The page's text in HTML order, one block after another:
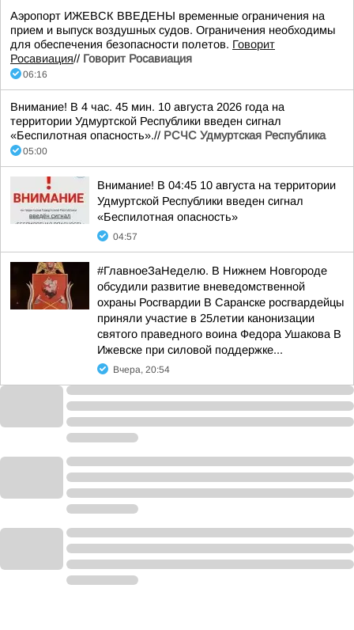
Аэропорт ИЖЕВСК ВВЕДЕНЫ временные ограничения на
прием и выпуск воздушных судов. Ограничения необходимы
для обеспечения безопасности полетов. Говорит
Росавиация// Говорит Росавиация
06:16
Внимание! В 4 час. 45 мин. 10 августа 2026 года на
территории Удмуртской Республики введен сигнал
«Беспилотная опасность».// РСЧС Удмуртская Республика
05:00
Внимание! В 04:45 10 августа на территории
Удмуртской Республики введен сигнал
«Беспилотная опасность»
04:57
#ГлавноеЗаНеделю. В Нижнем Новгороде
обсудили развитие вневедомственной
охраны Росгвардии В Саранске росгвардейцы
приняли участие в 25летии канонизации
святого праведного воина Федора Ушакова В
Ижевске при силовой поддержке...
Вчера, 20:54